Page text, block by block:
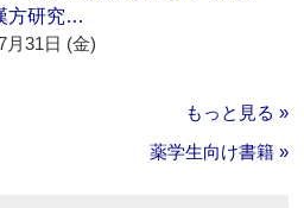
方研究…
月31日 (金)
もっと見る »
薬学生向け書籍 »